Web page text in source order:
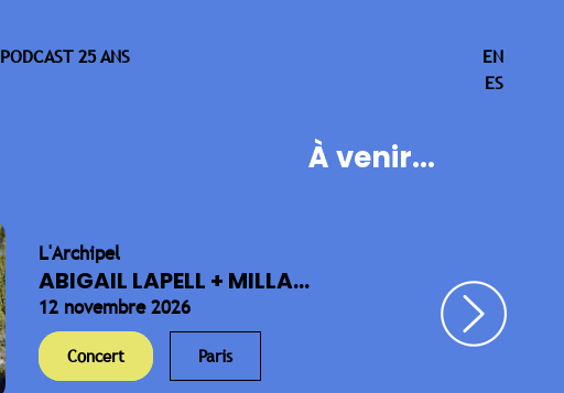
PODCAST 25 ANS
EN
ES
À venir...
L'Archipel
ABIGAIL LAPELL + MILLA...
12 novembre 2026
Concert Paris